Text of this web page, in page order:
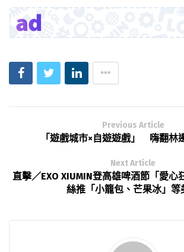
Previous Article
「遊戲城市×自遊遊戲」 嗨翻林
Next Article
直擊／EXO XIUMIN登高雄啤酒節「愛心
絲推「小籠包、芒果冰」等